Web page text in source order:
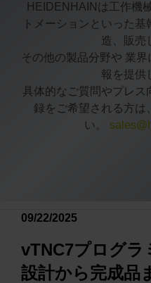
HEIDENHAINは工作機
トメーションといった
造、販売
その他の製品分野や 業
報を提供
具体的なご質問やプレス
録をご希望される方は
い。
09/22/2025
vTNC7プログ
設計から完成品